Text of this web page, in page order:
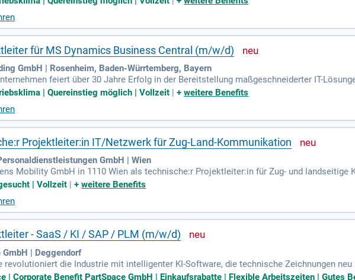
denken nicht in Quartalen, sondern in Lösungen, die überzeugen. Aktuell suchen wir
(m/w/d), inklusive praxisnahen Quereinsteigern. Werden Sie Teil unseres
Kunden mit Leidenschaft!
für MS Dynamics Business Central (m/w/d)
GmbH | Rosenheim, Baden-Würrtemberg, Bayern
feiert über 30 Jahre Erfolg in der Bereitstellung maßgeschneiderter IT-
Partner setzen wir auf Teamgeist und Hilfsbereitschaft. Als inhabergeführte Firma
nicht für Investoren. Bei uns steht der langfristige Erfolg im Mittelpunkt, nicht
für MS Dynamics Business Central (m/w/d), die unsere Klienten kompetent
gestalten Sie die Zukunft der IT mit uns!
| Quereinstieg möglich | Vollzeit |+weitere Benefits
Projektleiter:in IT/Netzwerk für Zug-Land-Kommunikation
GmbH | Wien
Mobility GmbH in 1110 Wien als technische:r Projektleiter:in für Zug- und landseitige
ab sofort. Bewerben Sie sich jetzt und gestalten Sie Zukunft mobil!
| Vollzeit |+weitere Benefits
- SaaS / KI / SAP / PLM (m/w/d)
GmbH | Deggendorf
revolutioniert die Industrie mit intelligenter KI-Software, die technische Zeichnungen
Bauteile smarter zu beschaffen und Prozessautomatisierungen einzuführen. Durch
| Corporate Benefit PartSpace GmbH | Einkaufsrabatte | Flexible Arbeitszeiten | Gutes